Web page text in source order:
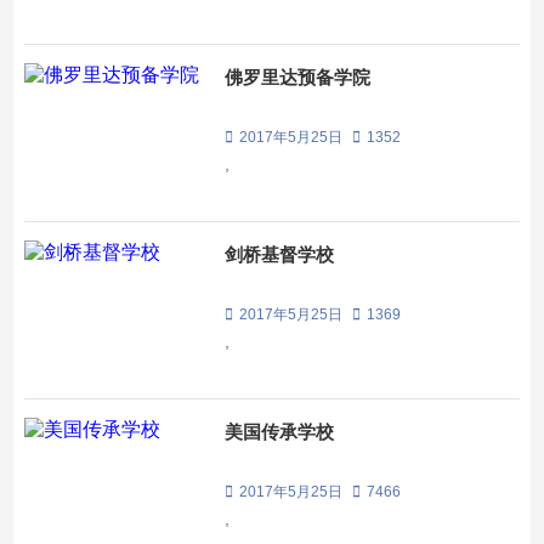
佛罗里达预备学院
2017年5月25日 1352
剑桥基督学校
2017年5月25日 1369
美国传承学校
2017年5月25日 7466